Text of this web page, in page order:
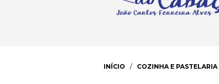
INÍCIO / COZINHA E PASTELARIA